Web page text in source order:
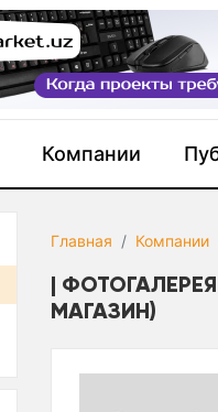
Компании
Главная Компании
ФОТОГАЛЕРЕЯ
МАГАЗИН)